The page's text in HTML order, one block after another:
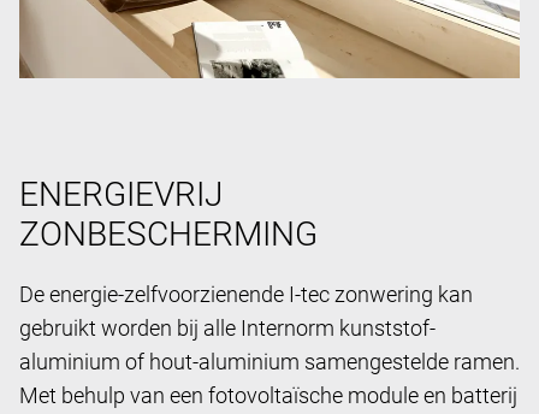
ENERGIEVRIJ
ZONBESCHERMING
De energie-zelfvoorzienende I-tec zonwering kan
gebruikt worden bij alle Internorm kunststof-
aluminium of hout-aluminium samengestelde ramen.
Met behulp van een fotovoltaïsche module en batterij